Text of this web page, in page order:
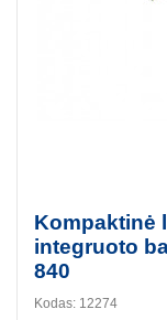
Kompaktinė
integruoto
840
Kodas: 12274